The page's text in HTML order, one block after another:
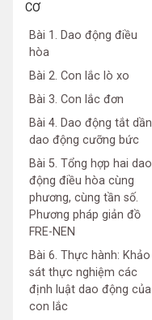
CƠ
Bài 1. Dao động điều
hòa
Bài 2. Con lắc lò xo
Bài 3. Con lắc đơn
Bài 4. Dao động tắt dần
dao động cưỡng bức
Bài 5. Tổng hợp hai dao
động điều hòa cùng
phương, cùng tần số.
Phương pháp giản đồ
FRE-NEN
Bài 6. Thực hành: Khảo
sát thực nghiệm các
định luật dao động của
con lắc